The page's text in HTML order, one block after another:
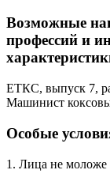
Возможные
профессий и
ЕТКС, выпуск 7,
Машинист
Особые
1. Лица не моложе